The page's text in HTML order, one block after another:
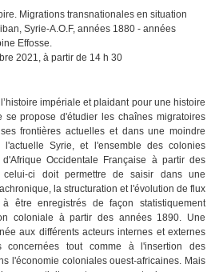
Migrations transnationales en situation
Syrie-A.O.F, années 1880 - années
Effosse.
2021, à partir de 14 h 30
impériale et plaidant pour une histoire
se propose d'étudier les chaînes migratoires
frontières actuelles et dans une moindre
Syrie, et l'ensemble des colonies
Occidentale Française à partir des
celui-ci doit permettre de saisir dans une
la structuration et l'évolution de flux
être enregistrés de façon statistiquement
coloniale à partir des années 1890. Une
aux différents acteurs internes et externes
concernées tout comme à l'insertion des
l'économie coloniales ouest-africaines. Mais